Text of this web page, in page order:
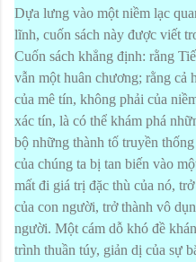
Dựa lưng vào một niềm lạc
lĩnh, cuốn sách này được viết
Cuốn sách khẳng định: rằng
vẫn một huân chương; rằng cả
của mê tín, không phải của
xác tín, là có thể khám phá
bộ những thành tố truyền
của chúng ta bị tan biến vào
mất đi giá trị đặc thù của nó,
của con người, trở thành vô
người. Một cám dỗ khó đề
trình thuần túy, giản dị của sự